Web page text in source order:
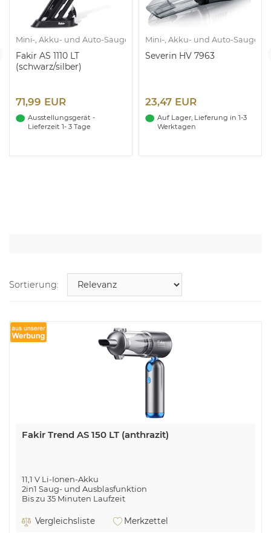
Mini-, Akku- und Auto-Sauger
Fakir AS 1110 LT
(schwarz/silber)
71,99 EUR
Ausstellungsgerät -
Lieferzeit 1- 3 Tage
Mini-, Akku- und Auto-Sauger
Severin HV 7963
23,47 EUR
Auf Lager, Lieferung in 1-3
Werktagen
Sortierung:
Fakir Trend AS 150 LT (anthrazit)
11,1 V Li-Ionen-Akku
2in1 Saug- und Ausblasfunktion
Bis zu 35 Minuten Laufzeit
Waschbarer Filter
USB Ladekabel
Vergleichsliste Merkzettel